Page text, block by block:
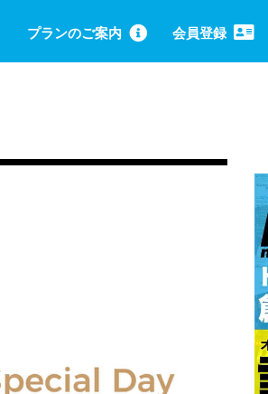
プランのご案内 会員登録